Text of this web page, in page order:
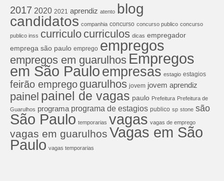
2017 2020 2021 aprendiz atento blog
candidatos companhia concurso concurso publico concurso
publico inss curriculo curriculos dicas empregador
emprega são paulo emprego empregos
empregos em guarulhos Empregos
em São Pauloempresas estagio estagios
feirão emprego guarulhos jovem jovem aprendiz
painel painel de vagas paulo Prefeitura Prefeitura de
Guarulhos programa programa de estagios publico sp stone são
São Paulo temporarias vagas vagas de emprego
vagas em guarulhos Vagas em São
Paulo vagas temporarias